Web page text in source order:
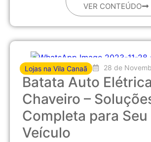
VER CONTEÚDO
Lojas na Vila Canaã 28 de
Batata Auto
Chaveiro –
Completa para Seu
Veículo